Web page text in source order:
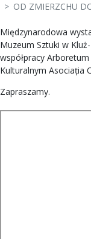
OD ZMIERZCHU
Międzynarodowa
Muzeum Sztuki w
współpracy
Kulturalnym Asociația
Zapraszamy.